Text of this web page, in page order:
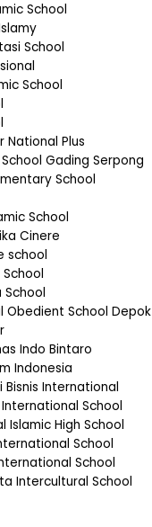
School
School
School
National Plus
Gading Serpong
School
School
Cinere
school
School
Obedient School Depok
Indo Bintaro
Indonesia
Bisnis International
School
Islamic High School
School
School
Intercultural School